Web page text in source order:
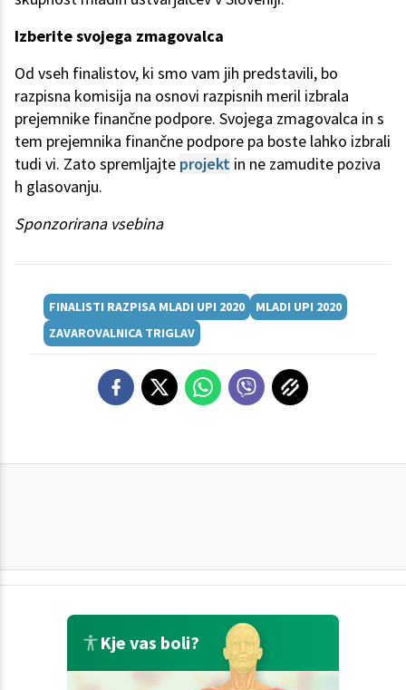
Izberite svojega zmagovalca
Od vseh finalistov, ki smo vam jih predstavili, bo
razpisna komisija na osnovi razpisnih meril izbrala
prejemnike finančne podpore. Svojega zmagovalca in s
tem prejemnika finančne podpore pa boste lahko izbrali
tudi vi. Zato spremljajte projekt in ne zamudite poziva
h glasovanju.
Sponzorirana vsebina
FINALISTI RAZPISA MLADI UPI 2020
MLADI UPI 2020
ZAVAROVALNICA TRIGLAV
Kje vas boli?